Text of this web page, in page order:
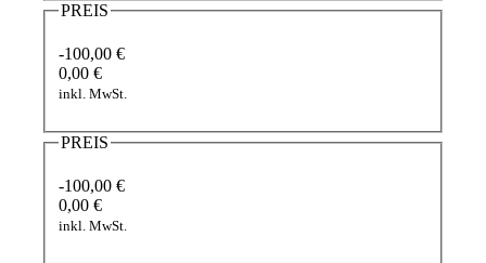
PREIS
-100,00 €
0,00 €
inkl. MwSt.
PREIS
-100,00 €
0,00 €
inkl. MwSt.